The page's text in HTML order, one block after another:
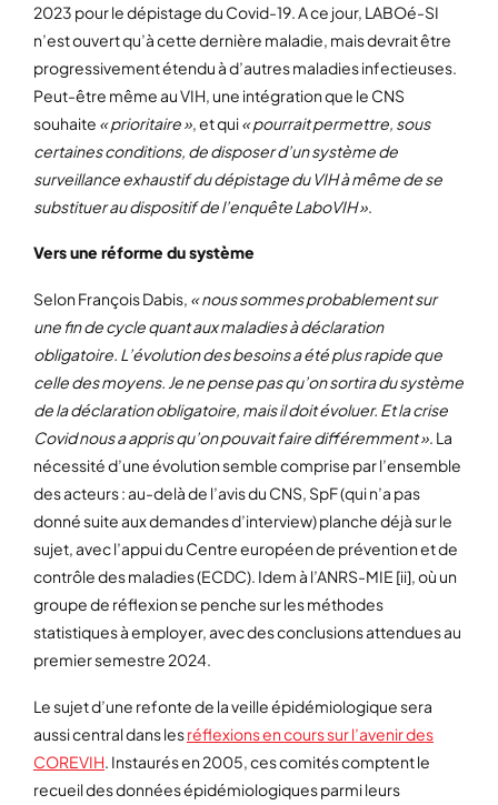
2023 pour le dépistage du Covid-19. A ce jour, LABOé-SI
n’est ouvert qu’à cette dernière maladie, mais devrait être
progressivement étendu à d’autres maladies infectieuses.
Peut-être même au VIH, une intégration que le CNS
souhaite « prioritaire » , et qui« pourrait permettre, sous
certaines conditions, de disposer d’un système de
surveillance exhaustif du dépistage du VIH à même de se
substituer au dispositif de l’enquête LaboVIH »
Vers une réforme du système
Selon François Dabis, « nous sommes probablement sur
une fin de cycle quant aux maladies à déclaration
obligatoire. L’évolution des besoins a été plus rapide que
celle des moyens. Je ne pense pas qu’on sortira du système
de la déclaration obligatoire, mais il doit évoluer. Et la crise
Covid nous a appris qu’on pouvait faire différemment ». La
nécessité d’une évolution semble comprise par l’ensemble
des acteurs : au-delà de l’avis du CNS, SpF (qui n’a pas
donné suite aux demandes d’interview) planche déjà sur le
sujet, avec l’appui du Centre européen de prévention et de
contrôle des maladies (ECDC). Idem à l’ANRS-MIE [ii], où un
groupe de réflexion se penche sur les méthodes
statistiques à employer, avec des conclusions attendues au
premier semestre 2024.
Le sujet d’une refonte de la veille épidémiologique sera
aussi central dans lesréflexions en cours sur l’avenir des
COREVIH. Instaurés en 2005, ces comités comptent le
recueil des données épidémiologiques parmi leurs